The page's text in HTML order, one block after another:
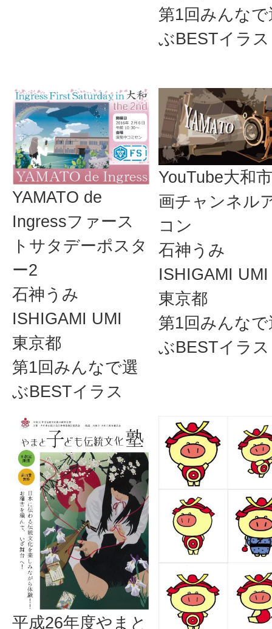
第1回みんなで
ぶBESTイラ
YAMATO de
Ingressファース
トサタデーポスタ
ー2
石神うみ
ISHIGAMI UMI
東京都
第1回みんなで選
ぶBESTイラス
YouTube大和
画チャンネル
コン
石神うみ
ISHIGAMI UMI
東京都
第1回みんなで
ぶBESTイラ
平成26年度やまと